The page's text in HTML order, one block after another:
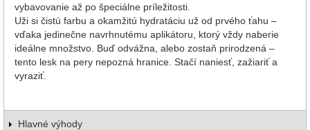
vybavovanie až po špeciálne príležitosti.
Uži si čistú farbu a okamžitú hydratáciu už od prvého ťahu –
vďaka jedinečne navrhnutému aplikátoru, ktorý vždy naberie
ideálne množstvo. Buď odvážna, alebo zostaň prirodzená –
tento lesk na pery nepozná hranice. Stačí naniesť, zažiariť a
vyraziť.
Hlavné výhody